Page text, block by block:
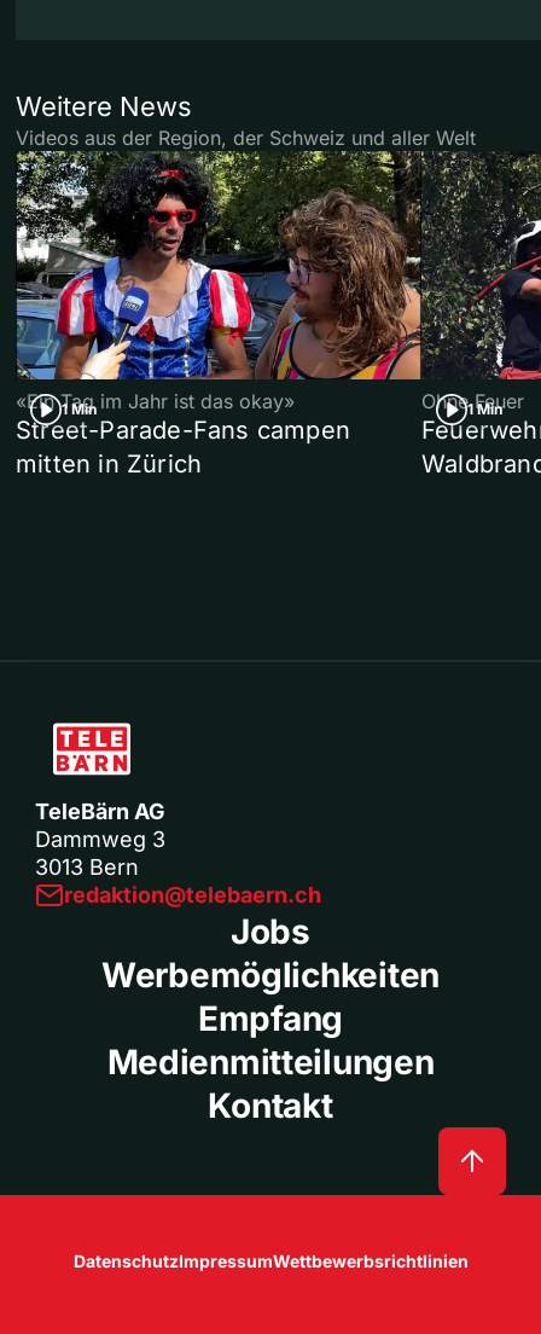
Weitere News
Videos aus der Region, der Schweiz und aller Welt
1 Min
«Ein Tag im Jahr ist das okay»
Street-Parade-Fans campen
mitten in Zürich
1 Min
Ohne Feuer
TeleBärn AG
Dammweg 3
3013 Bern
redaktion@telebaern.ch
Jobs
Werbemöglichkeiten
Empfang
Medienmitteilungen
Kontakt
DatenschutzImpressumWettbewerbsrichtlinien